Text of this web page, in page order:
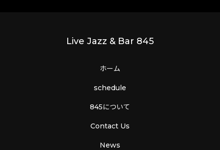
Live Jazz & Bar 845
ホーム
schedule
845について
Contact Us
News